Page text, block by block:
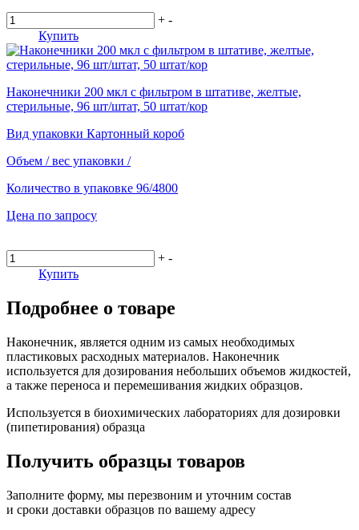
+ -
Купить
Наконечники 200 мкл с фильтром в штативе, желтые,
стерильные, 96 шт/штат, 50 штат/кор
Вид упаковки Картонный короб
Объем / вес упаковки /
Количество в упаковке 96/4800
Цена по запросу
+ -
Купить
Подробнее о товаре
Наконечник, является одним из самых необходимых
пластиковых расходных материалов. Наконечник
используется для дозирования небольших объемов жидкостей,
а также переноса и перемешивания жидких образцов.
Используется в биохимических лабораториях для дозировки
(пипетирования) образца
Получить образцы товаров
Заполните форму, мы перезвоним и уточним состав
и сроки доставки образцов по вашему адресу